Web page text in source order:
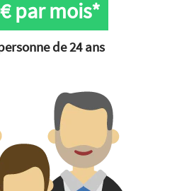
€ par mois*
de 24 ans